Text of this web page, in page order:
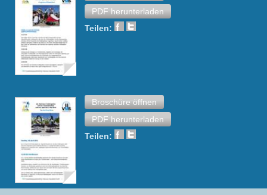
PDF herunterladen
Teilen:
Broschüre öffnen
PDF herunterladen
Teilen: